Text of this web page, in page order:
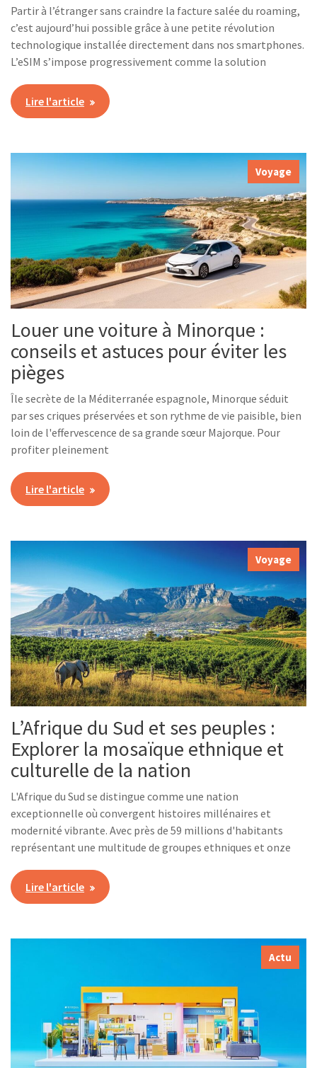
Partir à l’étranger sans craindre la facture salée du roaming,
c’est aujourd’hui possible grâce à une petite révolution
technologique installée directement dans nos smartphones.
L’eSIM s’impose progressivement comme la solution
Lire l'article
Voyage
Louer une voiture à Minorque :
conseils et astuces pour éviter les
pièges
Île secrète de la Méditerranée espagnole, Minorque séduit
par ses criques préservées et son rythme de vie paisible, bien
loin de l'effervescence de sa grande sœur Majorque. Pour
profiter pleinement
Lire l'article
Voyage
L’Afrique du Sud et ses peuples :
Explorer la mosaïque ethnique et
culturelle de la nation
L'Afrique du Sud se distingue comme une nation
exceptionnelle où convergent histoires millénaires et
modernité vibrante. Avec près de 59 millions d'habitants
représentant une multitude de groupes ethniques et onze
Lire l'article
Actu